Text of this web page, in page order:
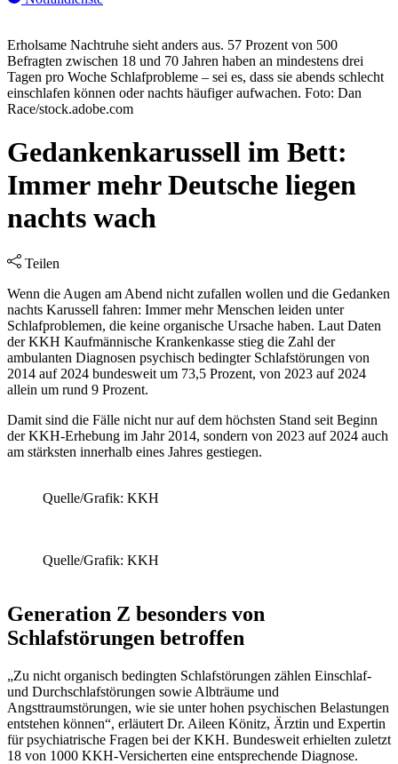
Erholsame Nachtruhe sieht anders aus. 57 Prozent von 500
Befragten zwischen 18 und 70 Jahren haben an mindestens drei
Tagen pro Woche Schlafprobleme – sei es, dass sie abends schlecht
einschlafen können oder nachts häufiger aufwachen. Foto: Dan
Race/stock.adobe.com
Gedankenkarussell im Bett:
Immer mehr Deutsche liegen
nachts wach
Teilen
Wenn die Augen am Abend nicht zufallen wollen und die Gedanken
nachts Karussell fahren: Immer mehr Menschen leiden unter
Schlafproblemen, die keine organische Ursache haben. Laut Daten
der KKH Kaufmännische Krankenkasse stieg die Zahl der
ambulanten Diagnosen psychisch bedingter Schlafstörungen von
2014 auf 2024 bundesweit um 73,5 Prozent, von 2023 auf 2024
allein um rund 9 Prozent.
Damit sind die Fälle nicht nur auf dem höchsten Stand seit Beginn
der KKH-Erhebung im Jahr 2014, sondern von 2023 auf 2024 auch
am stärksten innerhalb eines Jahres gestiegen.
Quelle/Grafik: KKH
Quelle/Grafik: KKH
Generation Z besonders von
Schlafstörungen betroffen
„Zu nicht organisch bedingten Schlafstörungen zählen Einschlaf-
und Durchschlafstörungen sowie Albträume und
Angsttraumstörungen, wie sie unter hohen psychischen Belastungen
entstehen können“, erläutert Dr. Aileen Könitz, Ärztin und Expertin
für psychiatrische Fragen bei der KKH. Bundesweit erhielten zuletzt
18 von 1000 KKH-Versicherten eine entsprechende Diagnose.